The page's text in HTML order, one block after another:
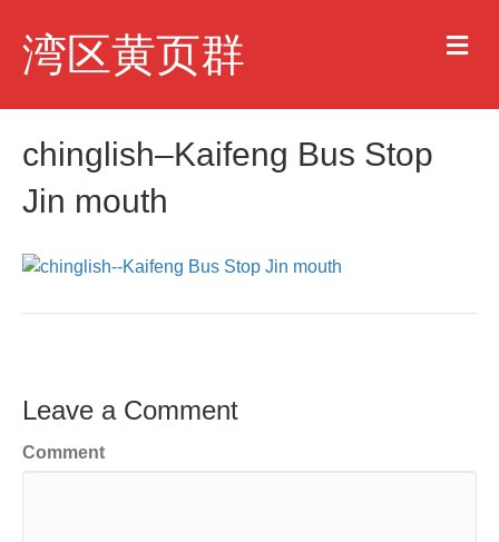
湾区黄页群 M
e
u
chinglish–Kaifeng Bus Stop
Jin mouth
Leave a Comment
Comment